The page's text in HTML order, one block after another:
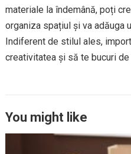
materiale la îndemână, poți
organiza spațiul și va adăuga
Indiferent de stilul ales,
creativitatea și să te bucuri
You might like